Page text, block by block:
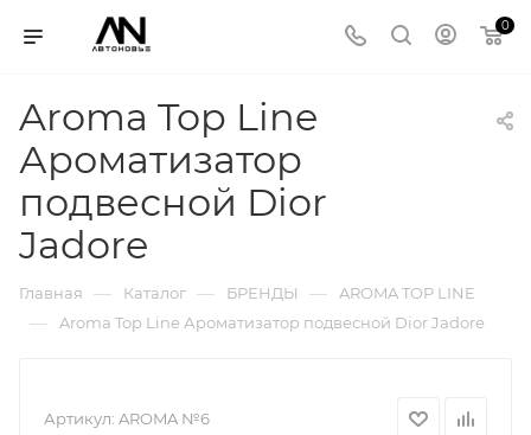
0
Aroma Top Line
Ароматизатор
подвесной Dior
Jadore
Главная — Каталог — БРЕНДЫ — AROMA TOP LINE
— Aroma Top Line Ароматизатор подвесной Dior Jadore
Артикул: AROMA №6